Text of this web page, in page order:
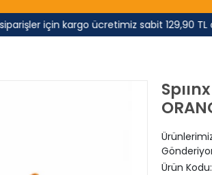
için kargo ücretimiz sabit 129,90 TL dir.
Ürün Kodu: